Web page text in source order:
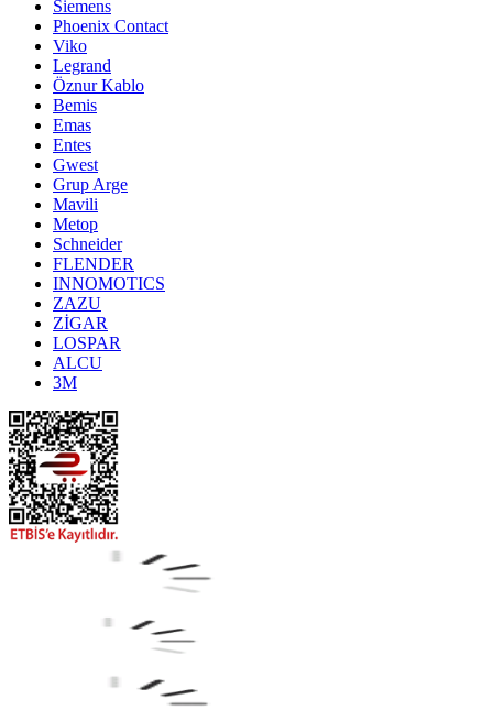
Siemens
Phoenix Contact
Viko
Legrand
Öznur Kablo
Bemis
Emas
Entes
Gwest
Grup Arge
Mavili
Metop
Schneider
FLENDER
INNOMOTICS
ZAZU
ZİGAR
LOSPAR
ALCU
3M